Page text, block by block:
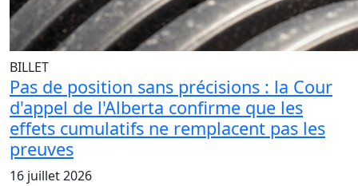
BILLET
Pas de position sans précisions : la Cour
d'appel de l'Alberta confirme que les
effets cumulatifs ne remplacent pas les
preuves
16 juillet 2026